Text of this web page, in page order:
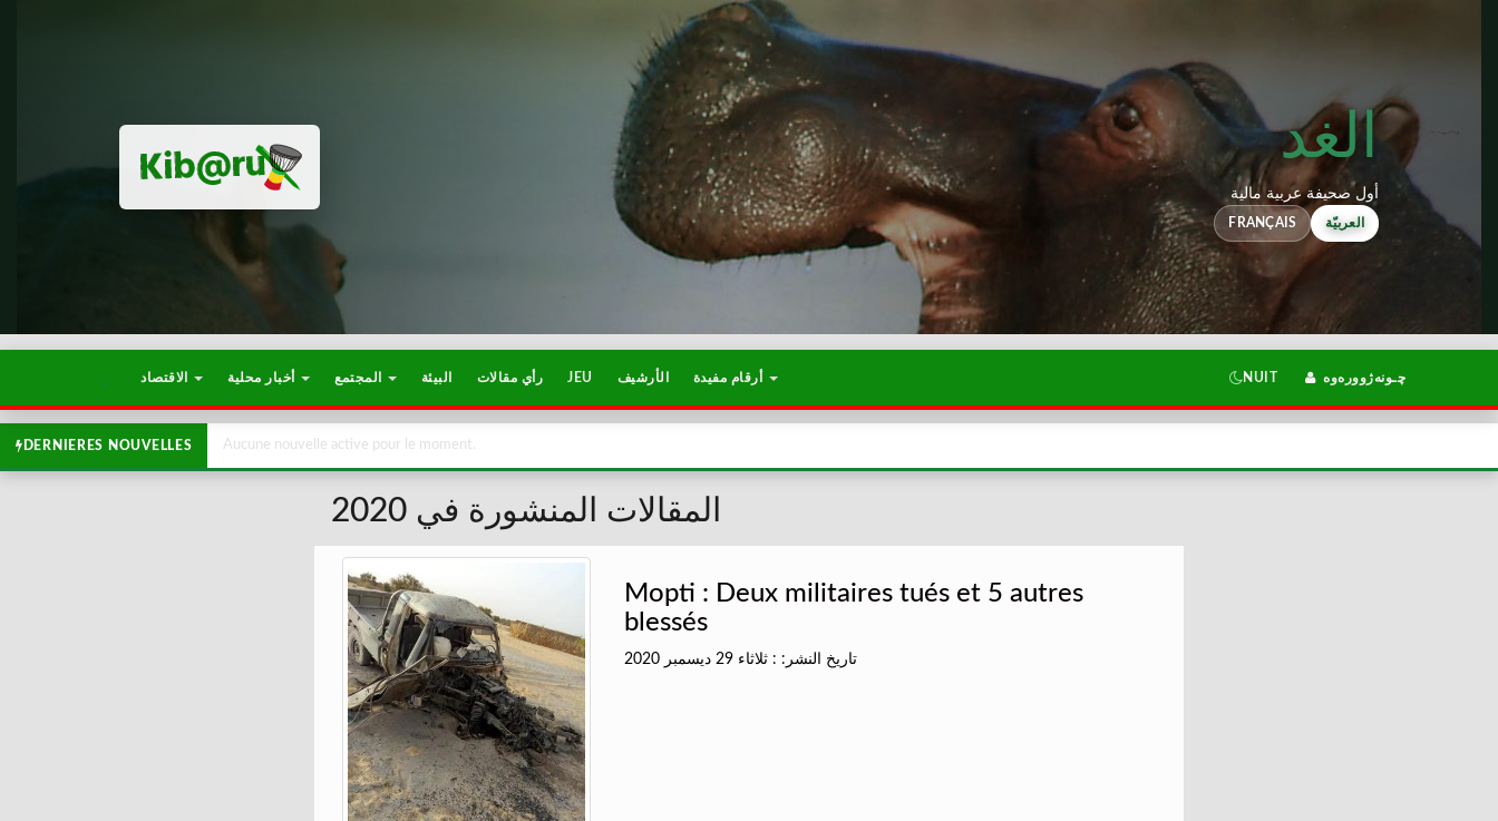
الغد
أول صحيفة عربية مالية
FRANÇAIS العربيّة
البيئة رأي مقالات JEU الأرشيف NUIT چـونەژوورەوە
DERNIERES NOUVELLES Aucune nouvelle active pour le moment.
المقالات المنشورة في 2020
Mopti : Deux militaires tués et 5 autres
blessés
تاريخ النشر: : ثلاثاء 29 ديسمبر 2020